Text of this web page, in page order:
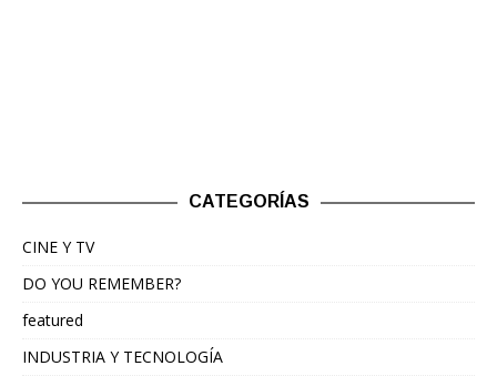
CATEGORÍAS
CINE Y TV
DO YOU REMEMBER?
featured
INDUSTRIA Y TECNOLOGÍA